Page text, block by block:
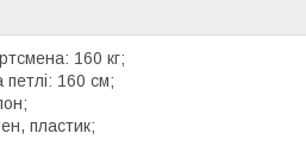
160 кг;
160 см;
пластик;